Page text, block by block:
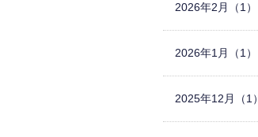
2026年2月（1）
2026年1月（1）
2025年12月（1）